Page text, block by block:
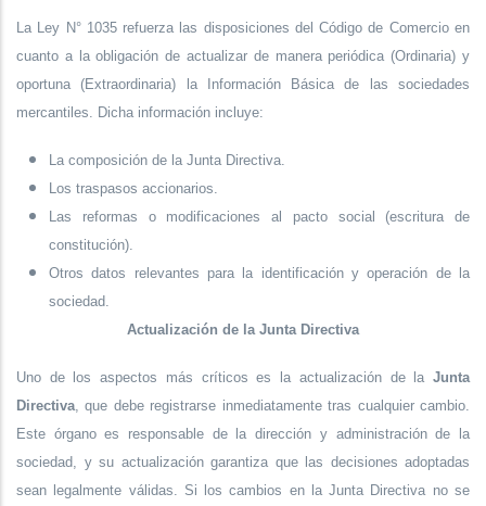
La Ley N° 1035 refuerza las disposiciones del Código de Comercio en
cuanto a la obligación de actualizar de manera periódica (Ordinaria) y
oportuna (Extraordinaria) la Información Básica de las sociedades
mercantiles. Dicha información incluye:
La composición de la Junta Directiva.
Los traspasos accionarios.
Las reformas o modificaciones al pacto social (escritura de
constitución).
Otros datos relevantes para la identificación y operación de la
sociedad.
Actualización de la Junta Directiva
Uno de los aspectos más críticos es la actualización de la Junta
Directiva , que debe registrarse inmediatamente tras cualquier cambio.
Este órgano es responsable de la dirección y administración de la
sociedad, y su actualización garantiza que las decisiones adoptadas
sean legalmente válidas. Si los cambios en la Junta Directiva no se